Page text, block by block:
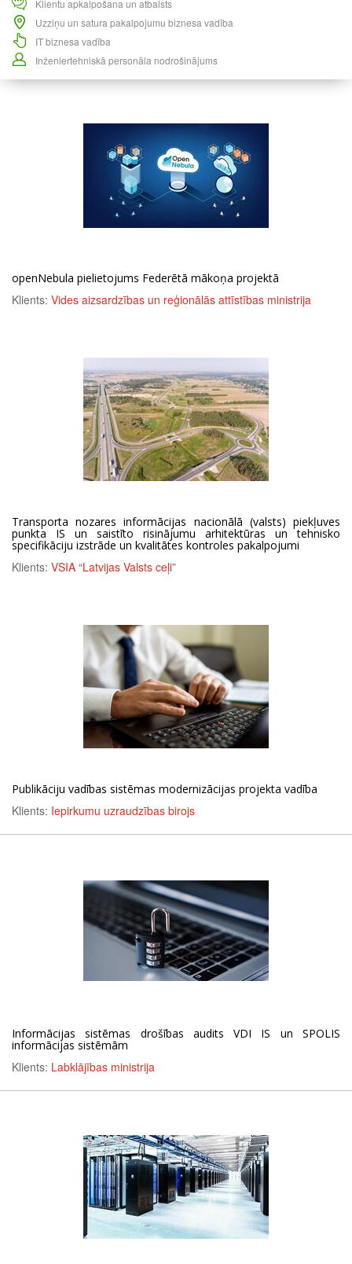
Klientu apkalpošana un atbalsts
Uzziņu un satura pakalpojumu biznesa vadība
IT biznesa vadība
Inženiertehniskā personāla nodrošinājums
openNebula pielietojums Federētā mākoņa projektā
Klients: Vides aizsardzības un reģionālās attīstības ministrija
Transporta nozares informācijas nacionālā (valsts) piekļuves
punkta IS un saistīto risinājumu arhitektūras un tehnisko
specifikāciju izstrāde un kvalitātes kontroles pakalpojumi
Klients: VSIA “Latvijas Valsts ceļi”
Publikāciju vadības sistēmas modernizācijas projekta vadība
Klients: Iepirkumu uzraudzības birojs
Informācijas sistēmas drošības audits VDI IS un SPOLIS
informācijas sistēmām
Klients: Labklājības ministrija